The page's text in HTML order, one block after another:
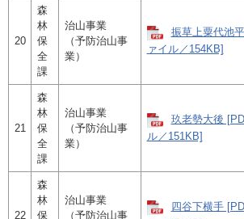
20
森
林
保
全
課
治山事業
（予防治山事
業）
振草上粟代池
ァイル／154KB]
21
森
林
保
全
課
治山事業
（予防治山事
業）
玖老勢大後
ル／151KB]
22
森
林
保
治山事業
（予防治山事
四谷下横手